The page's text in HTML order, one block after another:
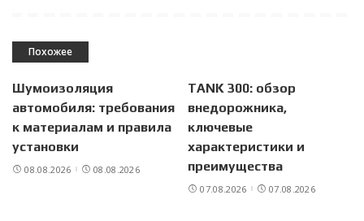
Похожее
Шумоизоляция
автомобиля: требования
к материалам и правила
установки
08.08.2026 08.08.2026
TANK 300: обзор
внедорожника,
ключевые
характеристики и
преимущества
07.08.2026 07.08.2026